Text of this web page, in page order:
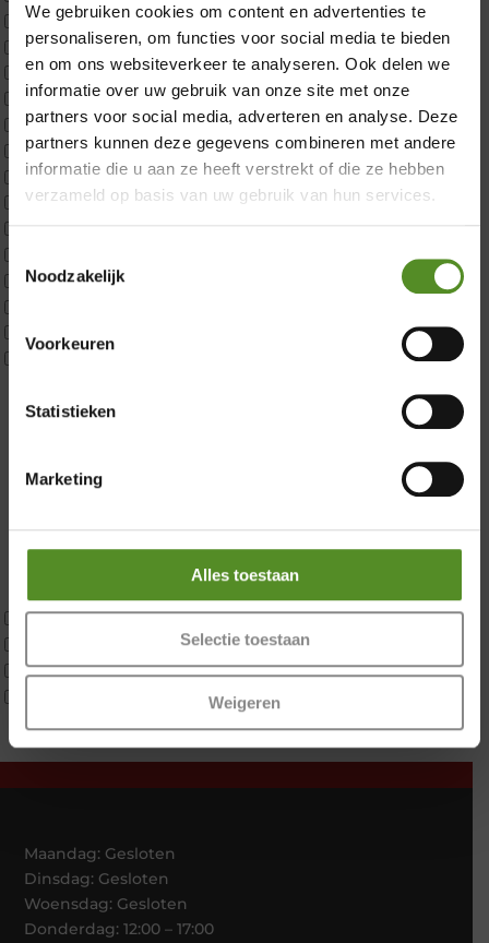
We gebruiken cookies om content en advertenties te
personaliseren, om functies voor social media te bieden
en om ons websiteverkeer te analyseren. Ook delen we
informatie over uw gebruik van onze site met onze
partners voor social media, adverteren en analyse. Deze
partners kunnen deze gegevens combineren met andere
informatie die u aan ze heeft verstrekt of die ze hebben
verzameld op basis van uw gebruik van hun services.
Toestemmingsselectie
Noodzakelijk
Voorkeuren
Statistieken
Marketing
Alles toestaan
Selectie toestaan
Weigeren
Custom
CustomBoxspring
ErkendMatras 1 Pers
ErkendMatras 2 Pers
ErkendMatras twijfelaar product
Matrassen
Matrastopper 10cm
p350 1 Pers
P650 1 pers
1 persoon
Twijfelaar
Tweepersoons 1 kern
Tweepersoons 1 kern product
Tweepersoons 2 kernen
Webshop Only Collectie
Maandag: Gesloten
Dinsdag: Gesloten
Woensdag: Gesloten
Donderdag: 12:00 – 17:00
Donderdag 12:00 – 17:00
Zaterdag 12:00 – 17:00
×